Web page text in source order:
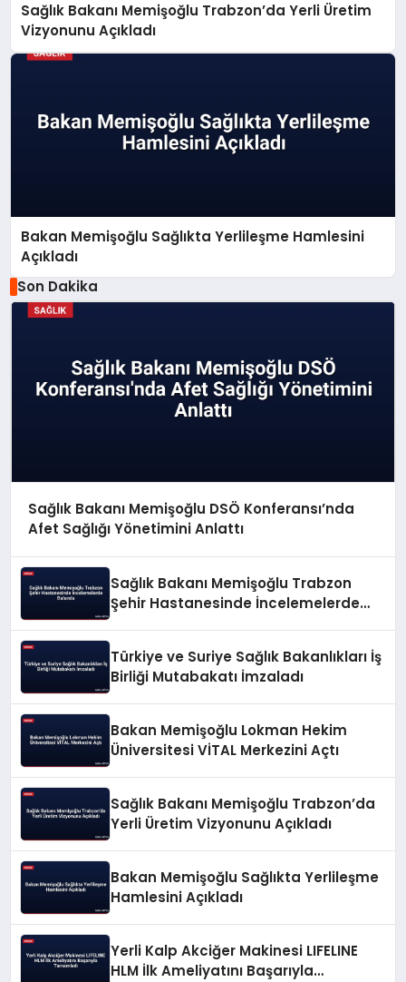
Sağlık Bakanı Memişoğlu Trabzon’da Yerli Üretim
Vizyonunu Açıkladı
Bakan Memişoğlu Sağlıkta Yerlileşme Hamlesini
Açıkladı
Son Dakika
Sağlık Bakanı Memişoğlu DSÖ Konferansı’nda
Afet Sağlığı Yönetimini Anlattı
Sağlık Bakanı Memişoğlu Trabzon
Şehir Hastanesinde İncelemelerde
Türkiye ve Suriye Sağlık Bakanlıkları İş
Birliği Mutabakatı İmzaladı
Bakan Memişoğlu Lokman Hekim
Üniversitesi VİTAL Merkezini Açtı
Sağlık Bakanı Memişoğlu Trabzon’da
Yerli Üretim Vizyonunu Açıkladı
Bakan Memişoğlu Sağlıkta Yerlileşme
Hamlesini Açıkladı
Yerli Kalp Akciğer Makinesi LIFELINE
HLM İlk Ameliyatını Başarıyla